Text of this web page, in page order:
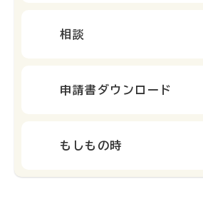
相談
申請書ダウンロード
もしもの時